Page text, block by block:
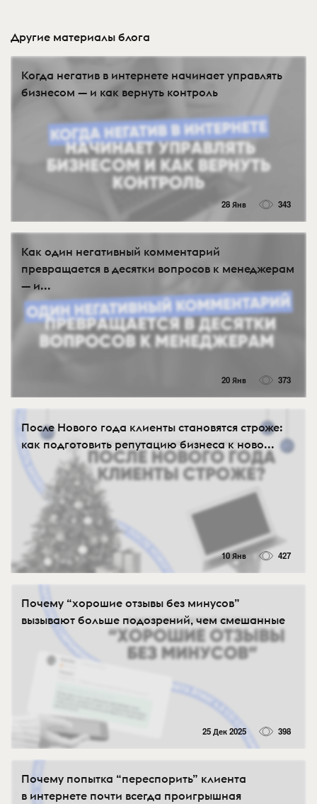
Другие материалы блога
Когда негатив в интернете начинает управлять
бизнесом — и как вернуть контроль
28 Янв 343
Как один негативный комментарий
превращается в десятки вопросов к менеджерам
— и...
20 Янв 373
После Нового года клиенты становятся строже:
как подготовить репутацию бизнеса к ново...
10 Янв 427
Почему “хорошие отзывы без минусов”
вызывают больше подозрений, чем смешанные
25 Дек 2025 398
Почему попытка “переспорить” клиента
в интернете почти всегда проигрышная